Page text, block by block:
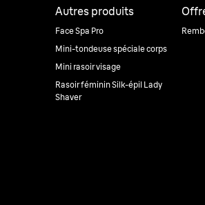
Autres produits
Face Spa Pro
Mini-tondeuse spéciale corps
Mini rasoir visage
Rasoir féminin Silk-épil Lady
Shaver